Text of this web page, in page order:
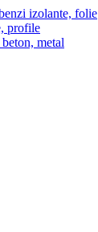
izolante, folie
profile
metal